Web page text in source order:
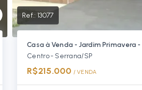
Ref.: 13077
Casa à Venda - Jardim Primavera -
Centro - Serrana/SP
R$215.000 / VENDA